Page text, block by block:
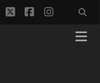
twitterfacebook